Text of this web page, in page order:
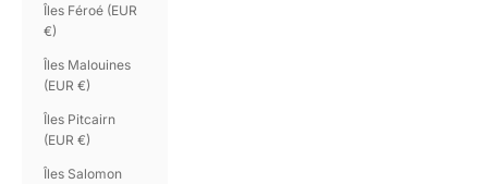
Îles Féroé (EUR
€)
Îles Malouines
(EUR €)
Îles Pitcairn
(EUR €)
Îles Salomon